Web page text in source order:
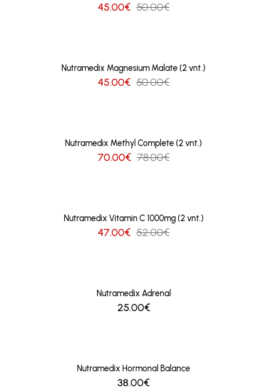
45.00€ 50.00€
Nutramedix Magnesium Malate (2 vnt.)
45.00€ 50.00€
Nutramedix Methyl Complete (2 vnt.)
70.00€ 78.00€
Nutramedix Vitamin C 1000mg (2 vnt.)
47.00€ 52.00€
Nutramedix Adrenal
25.00€
Nutramedix Hormonal Balance
38.00€